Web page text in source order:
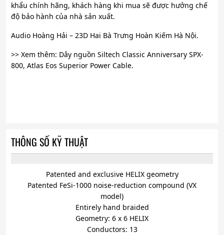
khẩu chính hãng, khách hàng khi mua sẽ được hưởng chế
độ bảo hành của nhà sản xuất.
Audio Hoàng Hải – 23D Hai Bà Trưng Hoàn Kiếm Hà Nội.
>> Xem thêm: Dây nguồn Siltech Classic Anniversary SPX-
800, Atlas Eos Superior Power Cable.
THÔNG SỐ KỸ THUẬT
Patented and exclusive HELIX geometry
Patented FeSi-1000 noise-reduction compound (VX
model)
Entirely hand braided
Geometry: 6 x 6 HELIX
Conductors: 13